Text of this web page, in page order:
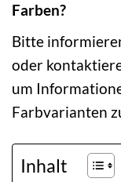
Farben?
Bitte
oder
um
Farbvarianten
Inhalt